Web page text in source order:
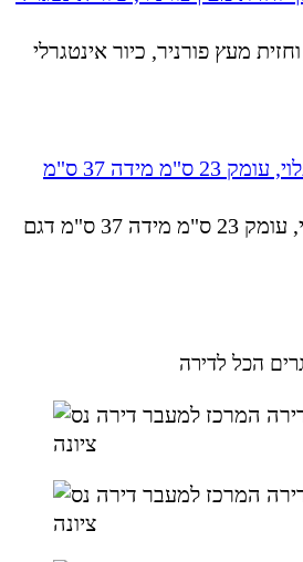
מעץ פורניר, כיור אינטגרלי
ארון אמבטיה מיני תלוי, עומק 23 ס"מ מידה 37 ס"מ דגם
הכל לדירה